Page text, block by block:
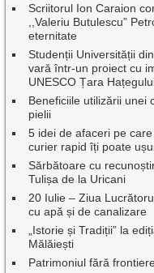
Scriitorul Ion Caraion
,,Valeriu Butulescu”
eternitate
Studenții Universității
vară într-un proiect cu
UNESCO Țara
Beneficiile utilizării unei
pielii
5 idei de afaceri pe
curier rapid îți poate
Sărbătoare cu
Tulișa de la Uricani
20 Iulie – Ziua
cu apă și de canalizare
„Istorie și Tradiții” la
Mălăiești
Patrimoniul fără